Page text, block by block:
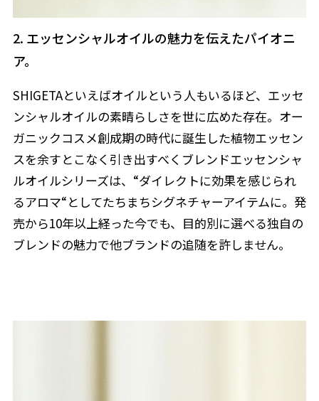
2. エッセンシャルオイルの魅力を伝えたパイオニ
ア。
SHIGETAといえばオイルという人もいるほど、エッセ
ンシャルオイルの素晴らしさを世に広めた存在。オー
ガニックコスメ創成期の時代に誕生した植物エッセン
スを余すとこなく引き出すべくブレンドエッセンシャ
ルオイルシリーズは、“ダイレクトに効果を感じられ
るアロマ“としてたちまちシグネチャーアイテムに。発
売から10年以上経った今でも、目的別に選べる独自の
ブレンドの魅力で他ブランドの追随を許しません。